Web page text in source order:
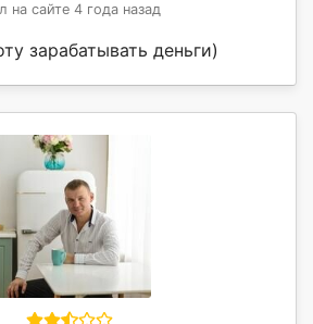
на сайте 4 года назад
зарабатывать деньги)